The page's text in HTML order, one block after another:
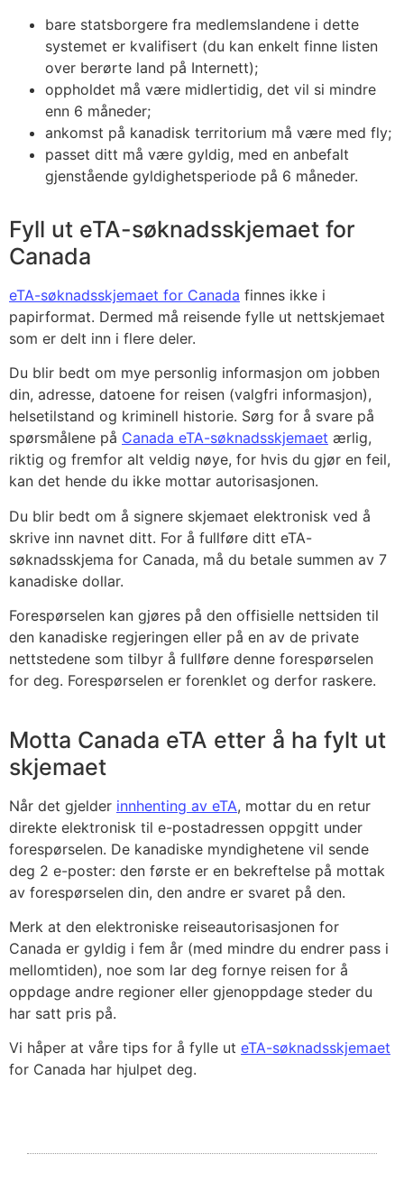
bare statsborgere fra medlemslandene i dette
systemet er kvalifisert (du kan enkelt finne listen
over berørte land på Internett);
oppholdet må være midlertidig, det vil si mindre
enn 6 måneder;
ankomst på kanadisk territorium må være med fly;
passet ditt må være gyldig, med en anbefalt
gjenstående gyldighetsperiode på 6 måneder.
Fyll ut eTA-søknadsskjemaet for
Canada
eTA-søknadsskjemaet for Canada finnes ikke i
papirformat. Dermed må reisende fylle ut nettskjemaet
som er delt inn i flere deler.
Du blir bedt om mye personlig informasjon om jobben
din, adresse, datoene for reisen (valgfri informasjon),
helsetilstand og kriminell historie. Sørg for å svare på
spørsmålene på Canada eTA-søknadsskjemaet ærlig,
riktig og fremfor alt veldig nøye, for hvis du gjør en feil,
kan det hende du ikke mottar autorisasjonen.
Du blir bedt om å signere skjemaet elektronisk ved å
skrive inn navnet ditt. For å fullføre ditt eTA-
søknadsskjema for Canada, må du betale summen av 7
kanadiske dollar.
Forespørselen kan gjøres på den offisielle nettsiden til
den kanadiske regjeringen eller på en av de private
nettstedene som tilbyr å fullføre denne forespørselen
for deg. Forespørselen er forenklet og derfor raskere.
Motta Canada eTA etter å ha fylt ut
skjemaet
Når det gjelder innhenting av eTA, mottar du en retur
direkte elektronisk til e-postadressen oppgitt under
forespørselen. De kanadiske myndighetene vil sende
deg 2 e-poster: den første er en bekreftelse på mottak
av forespørselen din, den andre er svaret på den.
Merk at den elektroniske reiseautorisasjonen for
Canada er gyldig i fem år (med mindre du endrer pass i
mellomtiden), noe som lar deg fornye reisen for å
oppdage andre regioner eller gjenoppdage steder du
har satt pris på.
Vi håper at våre tips for å fylle ut eTA-søknadsskjemaet
for Canada har hjulpet deg.